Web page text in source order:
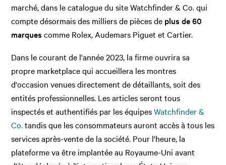
marché, dans le catalogue du site Watchfinder & Co. qui
compte désormais des milliers de pièces de plus de 60
marques comme Rolex, Audemars Piguet et Cartier.
Dans le courant de l'année 2023, la firme ouvrira sa
propre marketplace qui accueillera les montres
d'occasion venues directement de détaillants, soit des
entités professionnelles. Les articles seront tous
inspectés et authentifiés par les équipesWatchfinder &
Co.tandis que les consommateurs auront accès à tous les
services après-vente de la société. Pour l'heure, la
plateforme va être implantée au Royaume-Uni avant